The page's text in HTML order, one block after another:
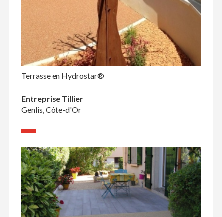
Terrasse en Hydrostar®
Entreprise Tillier
Genlis, Côte-d'Or